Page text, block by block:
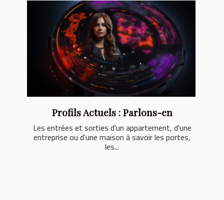
Profils Actuels : Parlons-en
Les entrées et sorties d'un appartement, d'une
entreprise ou d'une maison à savoir les portes,
les...